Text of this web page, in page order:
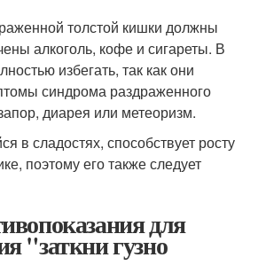
толстой кишки должны
алкоголь, кофе и сигареты. В
избегать, так как они
синдрома раздраженного
диарея или метеоризм.
в сладостях, способствует росту
поэтому его также следует
для
"заткни гузно